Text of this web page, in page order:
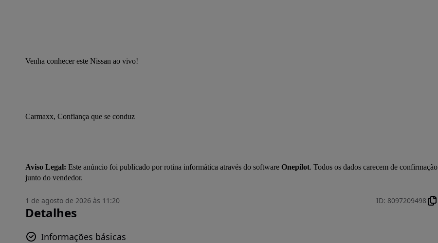
Venha conhecer este Nissan ao vivo!
Carmaxx, Confiança que se conduz
Aviso Legal: Este anúncio foi publicado por rotina informática através do software Onepilot. Todos os dados carecem de confirmação
junto do vendedor.
1 de agosto de 2026 às 11:20 ID: 8097209498
Detalhes
Informações básicas